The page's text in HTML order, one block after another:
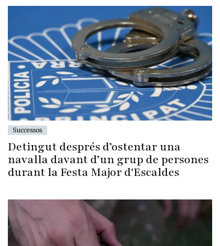
Successos
Detingut després d’ostentar una
navalla davant d’un grup de persones
durant la Festa Major d'Escaldes